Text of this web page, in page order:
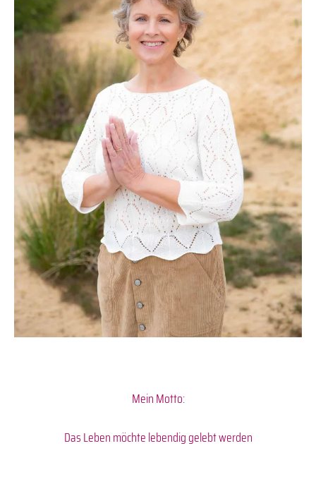
Mein Motto:
Das Leben möchte lebendig gelebt werden